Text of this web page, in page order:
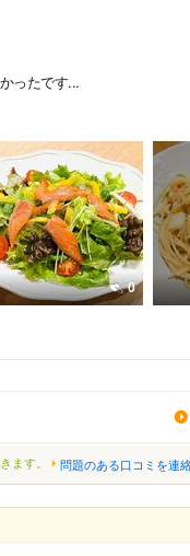
ったです...
0
ます。 問題のある口コミを連